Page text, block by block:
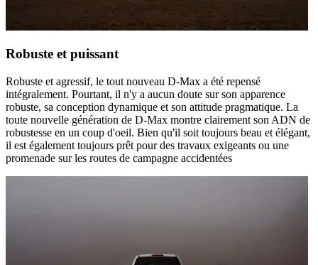
Robuste et puissant
Robuste et agressif, le tout nouveau D-Max a été repensé
intégralement. Pourtant, il n'y a aucun doute sur son apparence
robuste, sa conception dynamique et son attitude pragmatique. La
toute nouvelle génération de D-Max montre clairement son ADN de
robustesse en un coup d'oeil. Bien qu'il soit toujours beau et élégant,
il est également toujours prêt pour des travaux exigeants ou une
promenade sur les routes de campagne accidentées